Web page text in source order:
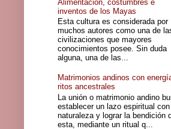
Alimentación, costumbres e
inventos de los Mayas
Esta cultura es considerada por
muchos autores como una de
civilizaciones que mayores
conocimientos posee. Sin duda
alguna, una de las...
Matrimonios andinos con
ritos ancestrales
La unión o matrimonio andino
establecer un lazo espiritual
naturaleza y lograr la bendición
esta, mediante un ritual q...